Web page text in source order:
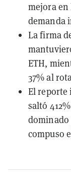
mejora en
demanda
La firma
ETH,
37% al
El reporte
saltó
dominado
compuso